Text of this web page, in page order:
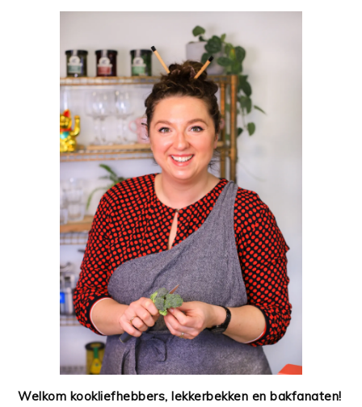
Welkom kookliefhebbers, lekkerbekken en bakfanaten!